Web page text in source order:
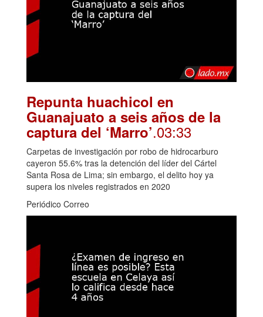
Repunta huachicol en
Guanajuato a seis años de la
captura del ‘Marro’.03:33
Carpetas de investigación por robo de hidrocarburo
cayeron 55.6% tras la detención del líder del Cártel
Santa Rosa de Lima; sin embargo, el delito hoy ya
supera los niveles registrados en 2020
Periódico Correo